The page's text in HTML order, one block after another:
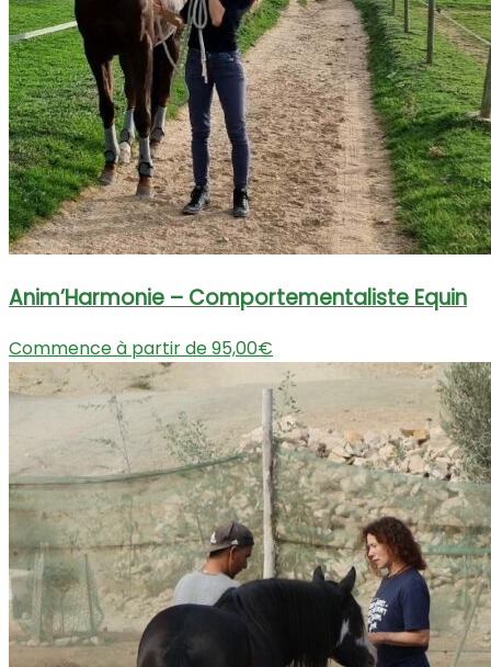
Anim’Harmonie – Comportementaliste Equin
Commence à partir de 95,00€